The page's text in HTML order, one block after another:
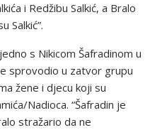
i Redžibu Salkić, a Bralo
Salkić”.
s Nikicom Šafradinom u
sprovodio u zatvor grupu
žene i djecu koji su
Nadioca. “Šafradin je
stražario da ne